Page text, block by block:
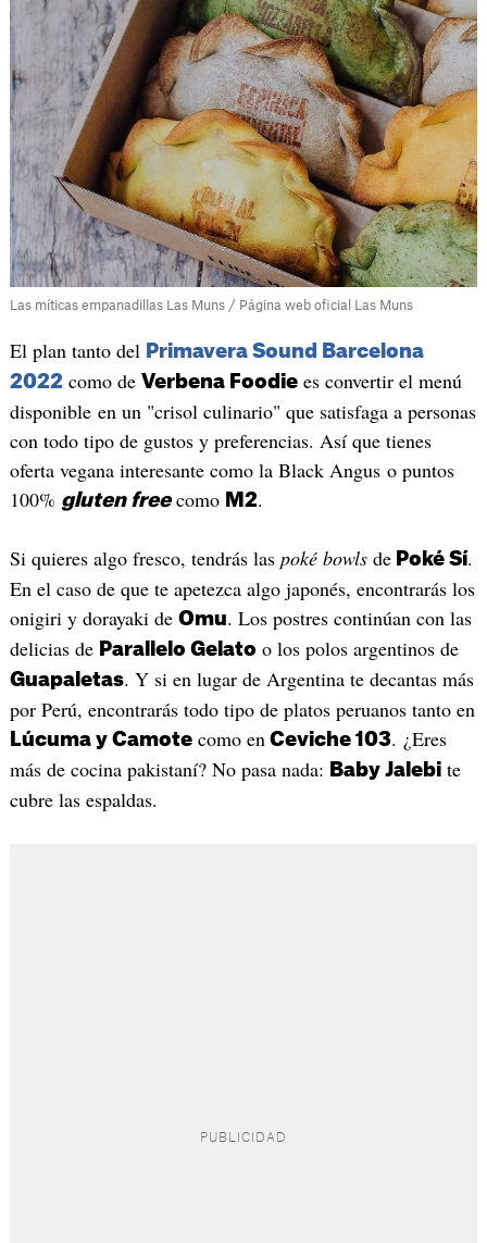
Las míticas empanadillas Las Muns / Página web oficial Las Muns
El plan tanto del Primavera Sound Barcelona
2022 como de Verbena Foodiees convertir el menú
disponible en un "crisol culinario" que satisfaga a personas
con todo tipo de gustos y preferencias. Así que tienes
oferta vegana interesante como la Black Angus o puntos
100% gluten freecomo M2.
Si quieres algo fresco, tendrás las poké bowlsdePoké Sí.
En el caso de que te apetezca algo japonés, encontrarás los
onigiri y dorayaki de Omu. Los postres continúan con las
delicias de Parallelo Gelato o los polos argentinos de
Guapaletas. Y si en lugar de Argentina te decantas más
por Perú, encontrarás todo tipo de platos peruanos tanto en
Lúcuma y Camotecomo en Ceviche 103. ¿Eres
más de cocina pakistaní? No pasa nada: Baby Jalebite
cubre las espaldas.